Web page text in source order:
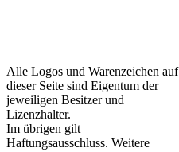
Alle Logos und Warenzeichen auf
dieser Seite sind Eigentum der
jeweiligen Besitzer und
Lizenzhalter.
Im übrigen gilt
Haftungsausschluss. Weitere